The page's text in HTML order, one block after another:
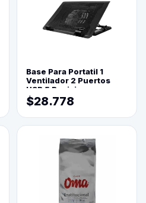
Base Para Portatil 1
Ventilador 2 Puertos
USB 5 Posiciones
$28.778